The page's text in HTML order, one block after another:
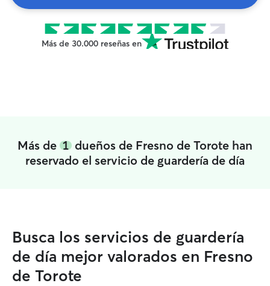
Más de 30.000 reseñas en
Más de 1 dueños de Fresno de Torote han
reservado el servicio de guardería de día
Busca los servicios de guardería
de día mejor valorados en Fresno
de Torote